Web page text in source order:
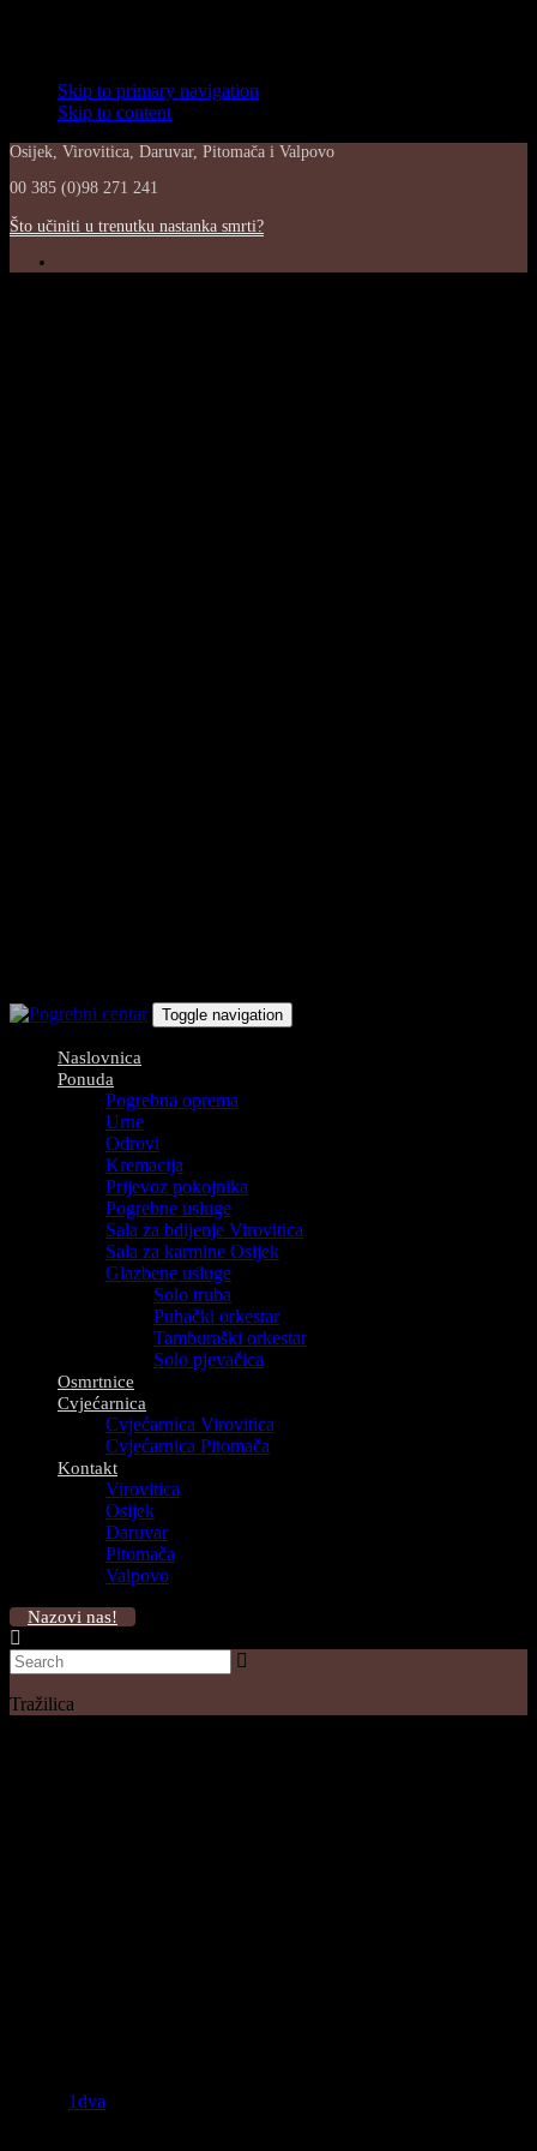
Skip to primary navigation
Skip to content
Osijek, Virovitica, Daruvar, Pitomača i Valpovo
00 385 (0)98 271 241
Što učiniti u trenutku nastanka smrti?
Toggle navigation
Naslovnica
Ponuda
Pogrebna oprema
Urne
Odrovi
Kremacija
Prijevoz pokojnika
Pogrebne usluge
Sala za bdijenje Virovitica
Sala za karmine Osijek
Glazbene usluge
Solo truba
Puhački orkestar
Tamburaški orkestar
Solo pjevačica
Osmrtnice
Cvjećarnica
Cvjećarnica Virovitica
Cvjećarnica Pitomača
Kontakt
Virovitica
Osijek
Daruvar
Pitomača
Valpovo
Nazovi nas!
Tražilica
1dva